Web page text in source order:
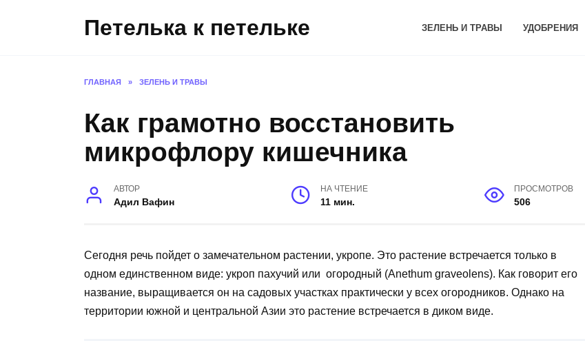
Петелька к петельке ЗЕЛЕНЬ И ТРАВЫ УДОБРЕНИЯ
ГЛАВНАЯ » ЗЕЛЕНЬ И ТРАВЫ
Как грамотно восстановить
микрофлору кишечника
АВТОР
Адил Вафин
НА ЧТЕНИЕ
11 мин.
ПРОСМОТРОВ
506
Сегодня речь пойдет о замечательном растении, укропе. Это растение встречается только в
одном единственном виде: укроп пахучий или огородный (Anethum graveolens). Как говорит его
название, выращивается он на садовых участках практически у всех огородников. Однако на
территории южной и центральной Азии это растение встречается в диком виде.